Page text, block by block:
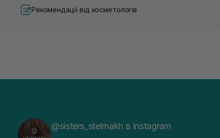
Рекомендації від косметологів
@sisters_stelmakh в Instagram